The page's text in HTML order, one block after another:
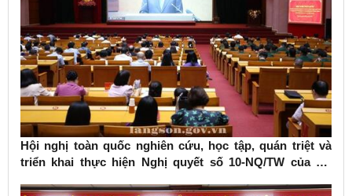
Hội nghị toàn quốc nghiên cứu, học tập, quán triệt và
triển khai thực hiện Nghị quyết số 10-NQ/TW của Bộ